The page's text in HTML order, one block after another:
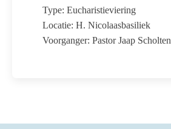
Type: Eucharistieviering
Locatie: H. Nicolaasbasiliek
Voorganger: Pastor Jaap Scholten